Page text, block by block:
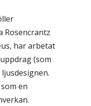
Rosencrantz
har arbetat
(som
en